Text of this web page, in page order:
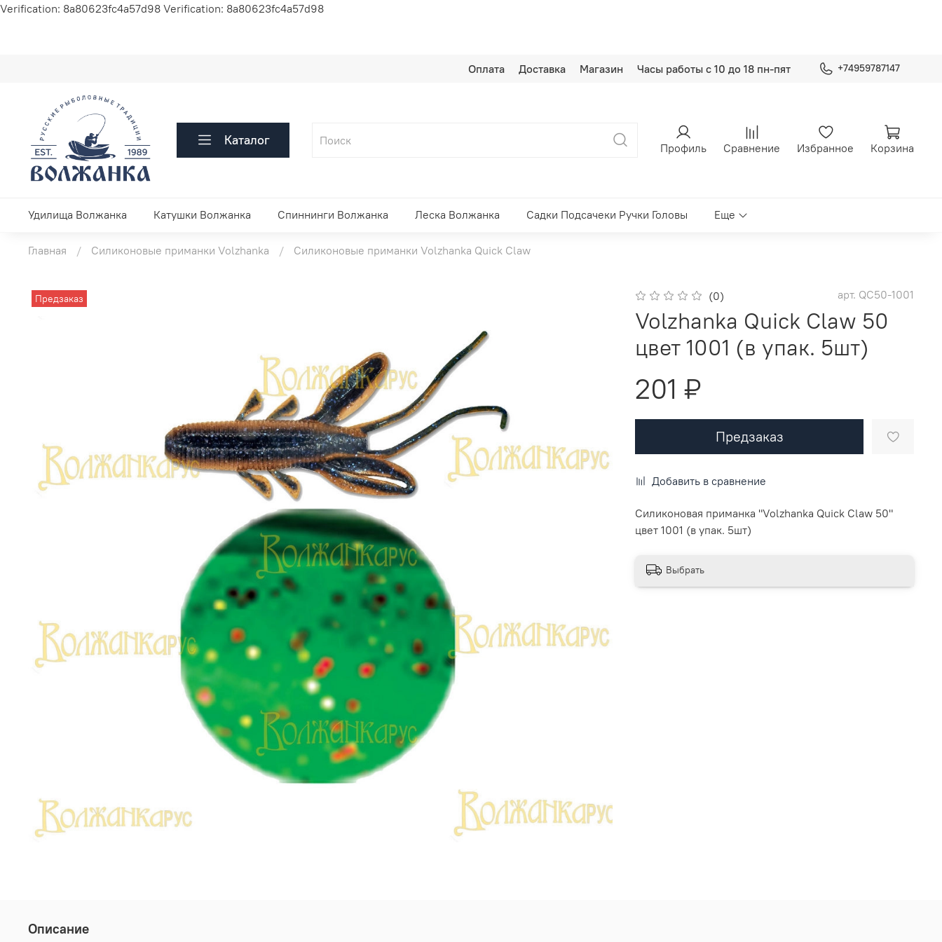
Verification: 8a80623fc4a57d98 Verification: 8a80623fc4a57d98
Оплата Доставка Магазин Часы работы с 10 до 18 пн-пят +74959787147
Каталог Профиль Сравнение Избранное Корзина
Удилища Волжанка Катушки Волжанка Спиннинги Волжанка Леска Волжанка Садки Подсачеки Ручки Головы Еще
Главная Силиконовые приманки Volzhanka Силиконовые приманки Volzhanka Quick Claw
Предзаказ (0) арт. QC50-1001
Volzhanka Quick Claw 50
цвет 1001 (в упак. 5шт)
201 ₽
Предзаказ
Добавить в сравнение
Силиконовая приманка "Volzhanka Quick Claw 50"
цвет 1001 (в упак. 5шт)
Выбрать
Описание